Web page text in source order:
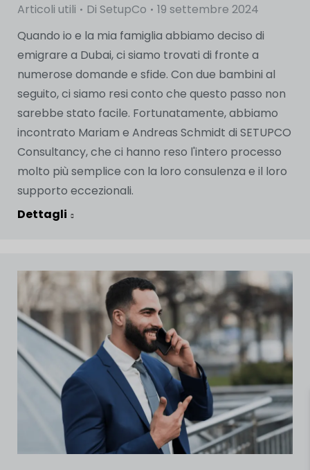
Articoli utili Di SetupCo
19 settembre 2024
Quando io e la mia famiglia abbiamo deciso di
emigrare a Dubai, ci siamo trovati di fronte a
numerose domande e sfide. Con due bambini al
seguito, ci siamo resi conto che questo passo non
sarebbe stato facile. Fortunatamente, abbiamo
incontrato Mariam e Andreas Schmidt di SETUPCO
Consultancy, che ci hanno reso l'intero processo
molto più semplice con la loro consulenza e il loro
supporto eccezionali.
Dettagli